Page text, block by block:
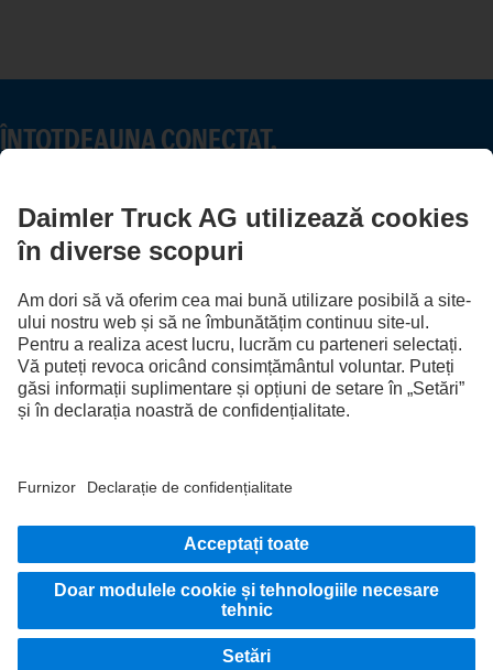
ÎNTOTDEAUNA CONECTAT.
FOLLOW THE ROADSTARS.